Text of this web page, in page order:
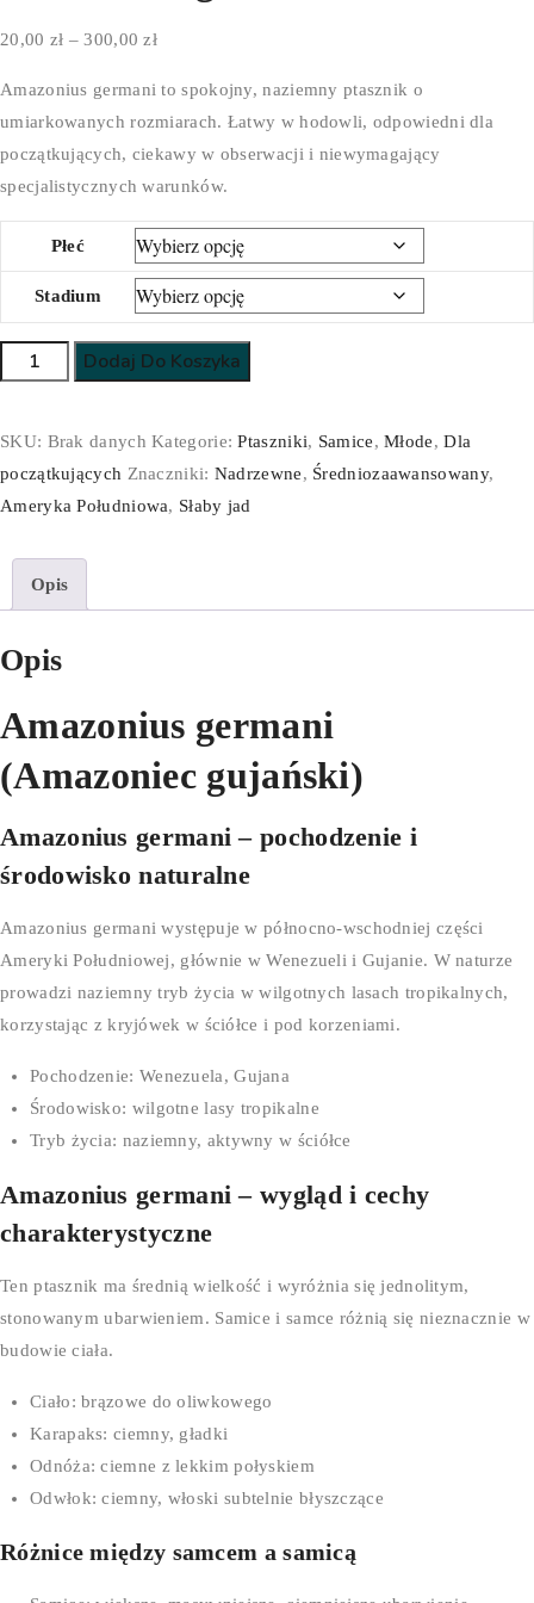
20,00 zł – 300,00złZakres
Amazonius germani to spokojny, naziemny ptasznik o
umiarkowanych rozmiarach. Łatwy w hodowli, odpowiedni dla
początkujących, ciekawy w obserwacji i niewymagający
specjalistycznych warunków.
Płeć
Stadium
ilość
Amazonius
Dodaj Do Koszyka
SKU: Brak danych Kategorie:Ptaszniki, Samice,Młode,Dla
początkujących Znaczniki: Nadrzewne, Średniozaawansowany,
Ameryka Południowa, Słaby jad
Opis
Opis
Amazonius germani
(Amazoniec gujański)
Amazonius germani – pochodzenie i
środowisko naturalne
Amazonius germani występuje w północno-wschodniej części
Ameryki Południowej, głównie w Wenezueli i Gujanie. W naturze
prowadzi naziemny tryb życia w wilgotnych lasach tropikalnych,
korzystając z kryjówek w ściółce i pod korzeniami.
Pochodzenie: Wenezuela, Gujana
Środowisko: wilgotne lasy tropikalne
Tryb życia: naziemny, aktywny w ściółce
Amazonius germani – wygląd i cechy
charakterystyczne
Ten ptasznik ma średnią wielkość i wyróżnia się jednolitym,
stonowanym ubarwieniem. Samice i samce różnią się nieznacznie w
budowie ciała.
Ciało: brązowe do oliwkowego
Karapaks: ciemny, gładki
Odnóża: ciemne z lekkim połyskiem
Odwłok: ciemny, włoski subtelnie błyszczące
Różnice między samcem a samicą